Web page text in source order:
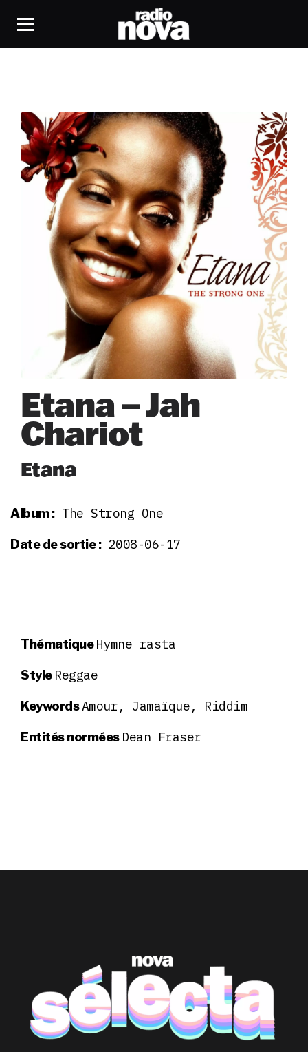
Etana – Jah
Chariot
Etana
Album :The Strong One
Date de sortie :2008-06-17
ThématiqueHymne rasta
Style Reggae
KeywordsAmour, Jamaïque, Riddim
Entités normées Dean Fraser